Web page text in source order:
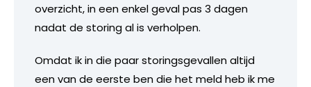
overzicht, in een enkel geval pas 3 dagen
nadat de storing al is verholpen.
Omdat ik in die paar storingsgevallen altijd
een van de eerste ben die het meld heb ik me